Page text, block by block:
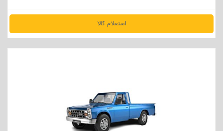
استعلام کالا
مشاهده جزئیات